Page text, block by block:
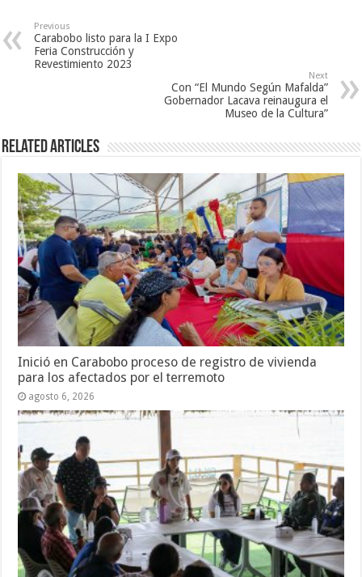
Previous
Carabobo listo para la I Expo
Feria Construcción y
Revestimiento 2023
Next
Con “El Mundo Según Mafalda”
Gobernador Lacava reinaugura el
Museo de la Cultura”
Related Articles
Inició en Carabobo proceso de registro de vivienda
para los afectados por el terremoto
agosto 6, 2026